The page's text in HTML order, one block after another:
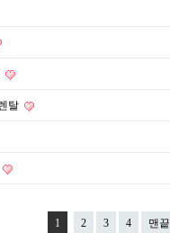
탈
1 2 3 4 맨끝